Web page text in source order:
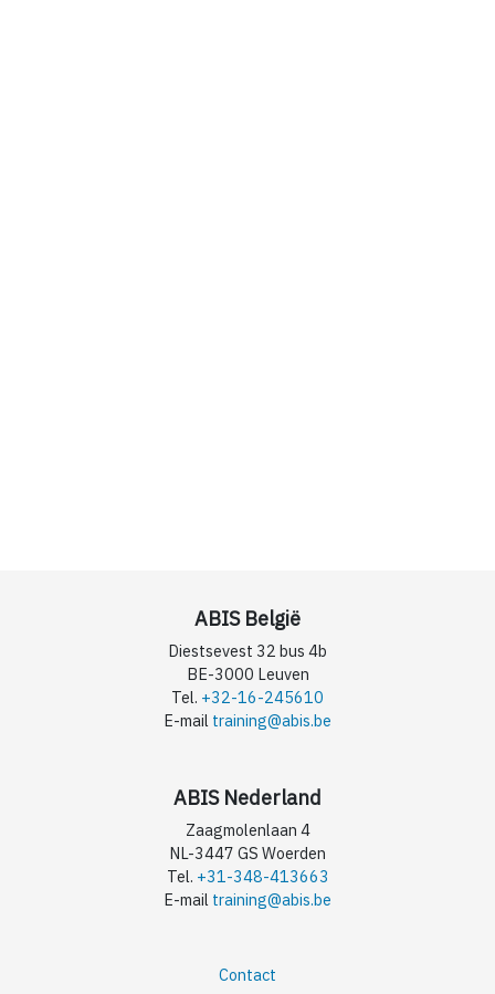
ABIS België
Diestsevest 32 bus 4b
BE-3000 Leuven
Tel. +32-16-245610
E-mail training@abis.be
ABIS Nederland
Zaagmolenlaan 4
NL-3447 GS Woerden
Tel. +31-348-413663
E-mail training@abis.be
Contact